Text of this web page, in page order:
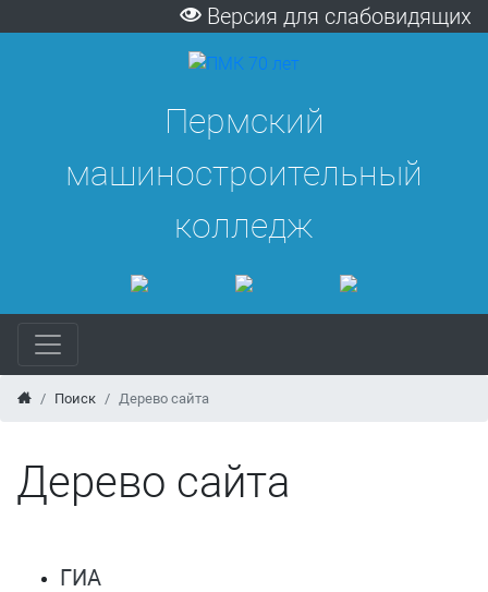
Версия для слабовидящих
Пермский
машиностроительный
колледж
Поиск Дерево сайта
Дерево сайта
ГИА